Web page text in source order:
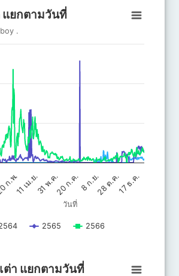
แยกตามวันที่
.
วันที่
แยกตามวันที่
.
20 ก.ค.
ก.พ.11 เม.ย.31 พ.ค. 8 ก.ย.28 ต.ค.17 ธ.ค.
2565 2566
ต่า แยกตามวันที่
อำเภอดอยเต่า แยกตามวันที่